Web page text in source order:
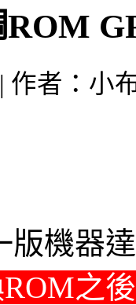
ROM
作者：小
版機器
之